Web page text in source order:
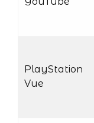
PlayStation
Vue